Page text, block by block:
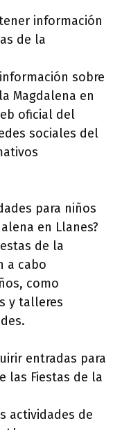
información
de la
sobre
Magdalena en
oficial del
sociales del
para niños
en Llanes?
de la
a cabo
como
y talleres
entradas para
las Fiestas de la
actividades de